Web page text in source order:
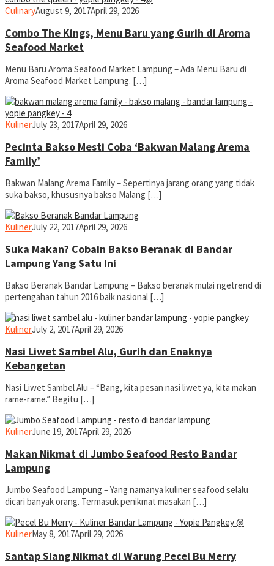
Culinaryyopiefranz
August 9, 2017April 29, 2026
Combo The Kings, Menu Baru yang Gurih di Aroma
Seafood Market
Menu Baru Aroma Seafood Market Lampung – Ada Menu Baru di
Aroma Seafood Market Lampung. […]
Kulineryopiefranz
July 23, 2017April 29, 2026
Pecinta Bakso Mesti Coba ‘Bakwan Malang Arema
Family’
Bakwan Malang Arema Family – Sepertinya jarang orang yang tidak
suka bakso, khususnya bakso Malang […]
Kulineryopiefranz
July 22, 2017April 29, 2026
Suka Makan? Cobain Bakso Beranak di Bandar
Lampung Yang Satu Ini
Bakso Beranak Bandar Lampung – Bakso beranak mulai ngetrend di
pertengahan tahun 2016 baik nasional […]
Kulineryopiefranz
July 2, 2017April 29, 2026
Nasi Liwet Sambel Alu, Gurih dan Enaknya
Kebangetan
Nasi Liwet Sambel Alu – “Bang, kita pesan nasi liwet ya, kita makan
rame-rame.” Begitu […]
Kulineryopiefranz
June 19, 2017April 29, 2026
Makan Nikmat di Jumbo Seafood Resto Bandar
Lampung
Jumbo Seafood Lampung – Yang namanya kuliner seafood selalu
dicari banyak orang. Termasuk penikmat masakan […]
Kulineryopiefranz
May 8, 2017April 29, 2026
Santap Siang Nikmat di Warung Pecel Bu Merry